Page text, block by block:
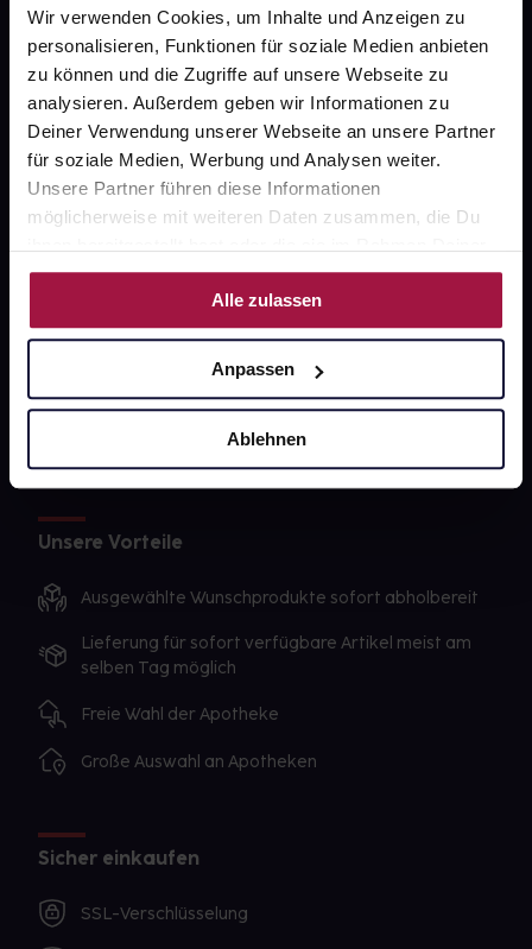
Wir verwenden Cookies, um Inhalte und Anzeigen zu
personalisieren, Funktionen für soziale Medien anbieten
zu können und die Zugriffe auf unsere Webseite zu
analysieren. Außerdem geben wir Informationen zu
Deiner Verwendung unserer Webseite an unsere Partner
für soziale Medien, Werbung und Analysen weiter.
Unsere Partner führen diese Informationen
möglicherweise mit weiteren Daten zusammen, die Du
Nutzung der Dienste gesammelt haben.
Alle zulassen
Anpassen
Ablehnen
Über uns
Karriere
Newsletter
Barrierefreiheitserklärung
PAYBACK
gesund-versorger.de
AGB
Unsere Vorteile
Ausgewählte Wunschprodukte sofort abholbereit
Lieferung für sofort verfügbare Artikel meist am
selben Tag möglich
Freie Wahl der Apotheke
Große Auswahl an Apotheken
Sicher einkaufen
SSL-Verschlüsselung